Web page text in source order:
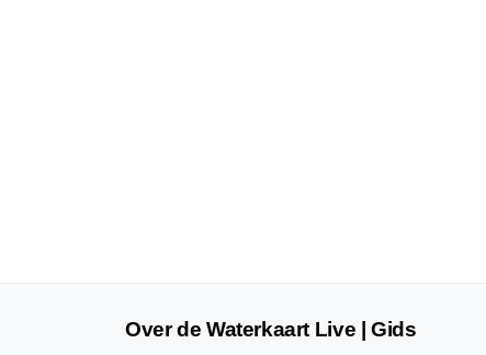
Over de Waterkaart Live | Gids